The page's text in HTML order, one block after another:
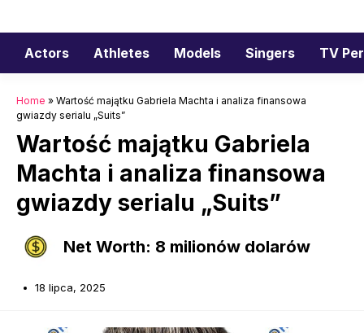
do
treściActors Athletes Models Singers TV
Home » Wartość majątku Gabriela Machta i analiza finansowa
gwiazdy serialu „Suits”
Wartość majątku Gabriela
Machta i analiza finansowa
gwiazdy serialu „Suits”
Net Worth: 8 milionów dolarów
18 lipca, 2025